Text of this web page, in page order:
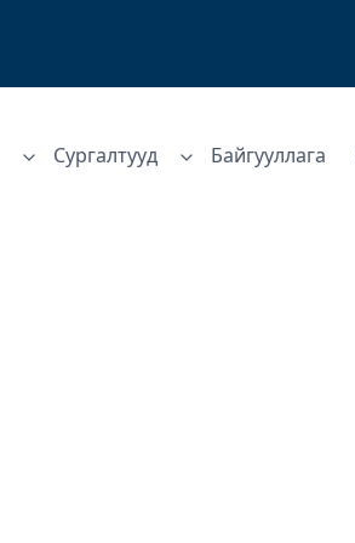
Сургалтууд Байгууллага